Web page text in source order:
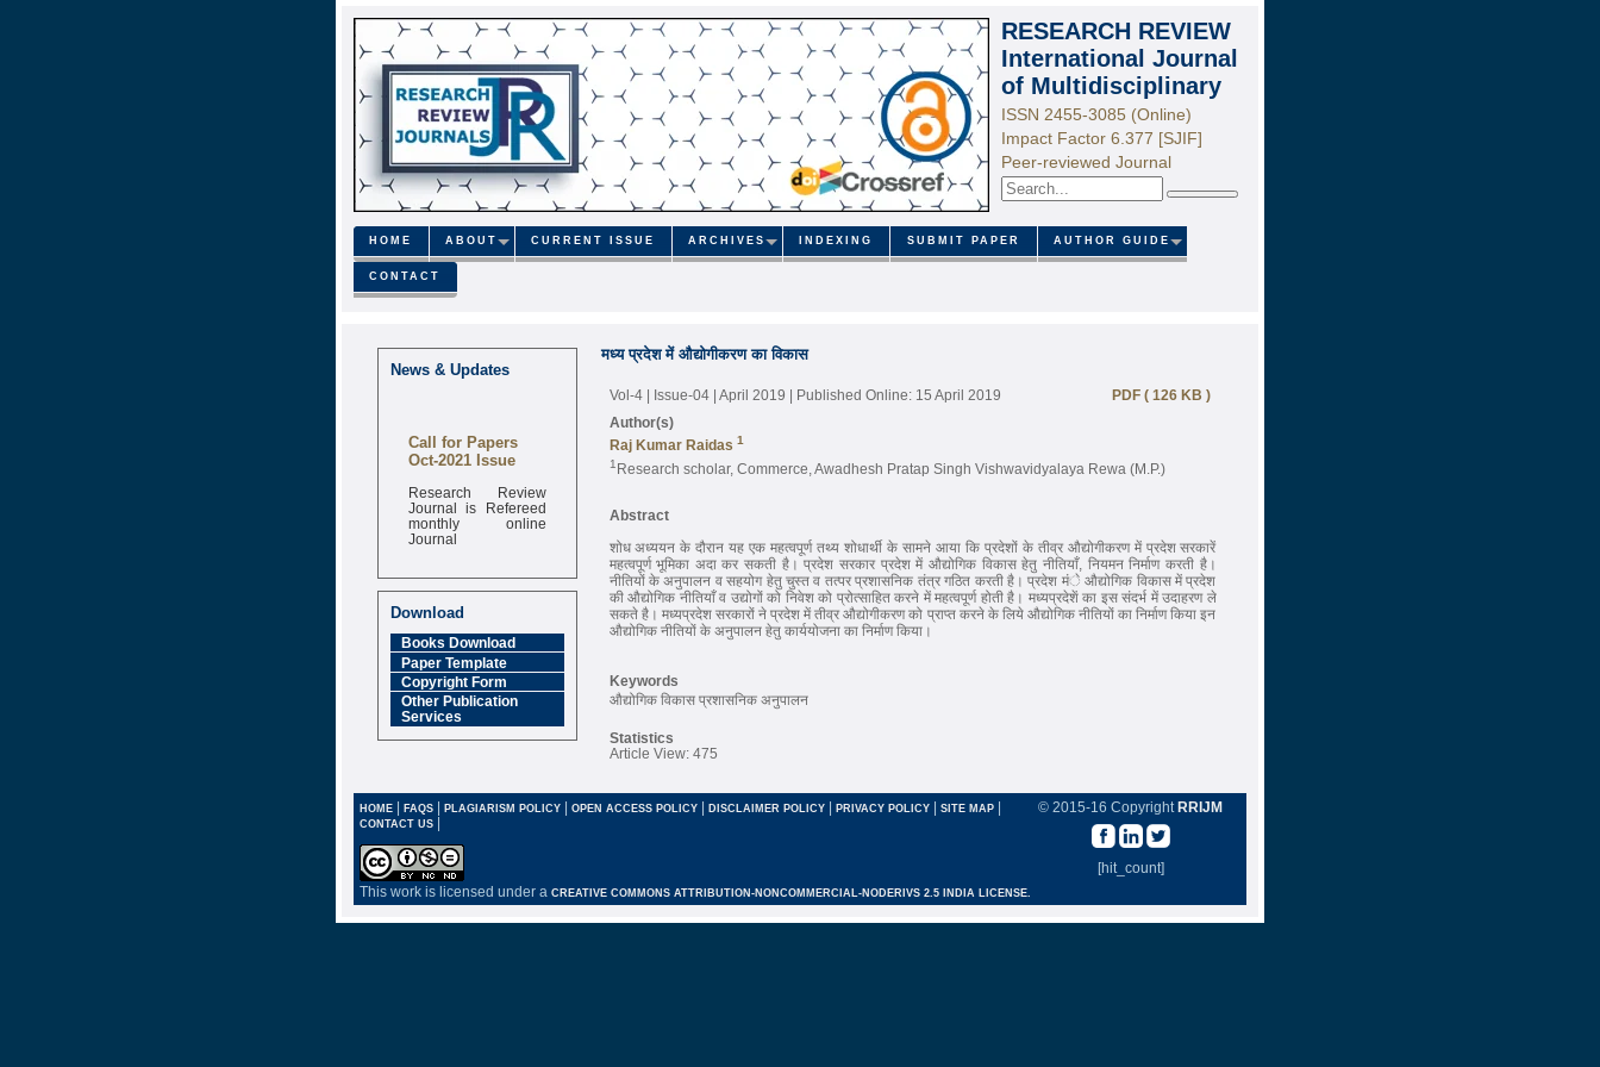
RESEARCH REVIEW
International Journal
of Multidisciplinary
ISSN 2455-3085 (Online)
Impact Factor 6.377 [SJIF]
Peer-reviewed Journal
Search
HOME ABOUT CURRENT ISSUE ARCHIVES INDEXING SUBMIT PAPER AUTHOR GUIDE
CONTACT
News & Updates
Call for Papers
Oct-2021 Issue
Research Review
Journal is Refereed
monthly online
Journal
6.377 [SJIF]
Download
Books Download
Paper Template
Copyright Form
Other Publication
Services
मध्य प्रदेश में औद्योगीकरण का विकास
Vol-4 | Issue-04 | April 2019 | Published Online: 15 April 2019
PDF ( 126 KB )
Author(s)
Raj Kumar Raidas 1
1 Research scholar, Commerce, Awadhesh Pratap Singh Vishwavidyalaya Rewa (M.P.)
Abstract
शोध अध्ययन के दौरान यह एक महत्वपूर्ण तथ्य शोधार्थी के सामने आया कि प्रदेशों के तीव्र औद्योगीकरण में प्रदेश सरकारें
महत्वपूर्ण भूमिका अदा कर सकती है। प्रदेश सरकार प्रदेश में औद्योगिक विकास हेतु नीतियाँ, नियमन निर्माण करती है।
नीतियों के अनुपालन व सहयोग हेतु चुस्त व तत्पर प्रशासनिक तंत्र गठित करती है। प्रदेश मंे औद्योगिक विकास में प्रदेश
की औद्योगिक नीतियाँ व उद्योगों को निवेश को प्रोत्साहित करने में महत्वपूर्ण होती है। मध्यप्रदेशें का इस संदर्भ में उदाहरण ले
सकते है। मध्यप्रदेश सरकारों ने प्रदेश में तीव्र औद्योगीकरण को प्राप्त करने के लिये औद्योगिक नीतियों का निर्माण किया इन
औद्योगिक नीतियों के अनुपालन हेतु कार्ययोजना का निर्माण किया।
Keywords
औद्योगिक विकास प्रशासनिक अनुपालन
Statistics
Article View: 475
© 2015-16 Copyright RRIJM
[hit_count]
HOME | FAQS | PLAGIARISM POLICY | OPEN ACCESS POLICY | DISCLAIMER POLICY | PRIVACY POLICY | SITE MAP |
CONTACT US |
This work is licensed under a CREATIVE COMMONS ATTRIBUTION-NONCOMMERCIAL-NODERIVS 2.5 INDIA LICENSE.